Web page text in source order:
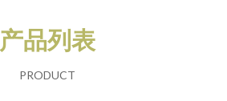
产品列表
PRODUCT